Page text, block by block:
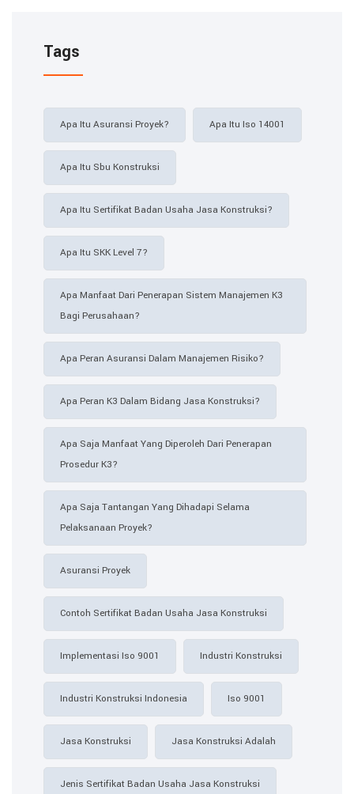
Tags
Apa Itu Asuransi Proyek? Apa Itu Iso 14001
Apa Itu Sbu Konstruksi
Apa Itu Sertifikat Badan Usaha Jasa Konstruksi?
Apa Itu SKK Level 7?
Apa Manfaat Dari Penerapan Sistem Manajemen K3
Bagi Perusahaan?
Apa Peran Asuransi Dalam Manajemen Risiko?
Apa Peran K3 Dalam Bidang Jasa Konstruksi?
Apa Saja Manfaat Yang Diperoleh Dari Penerapan
Prosedur K3?
Apa Saja Tantangan Yang Dihadapi Selama
Pelaksanaan Proyek?
Asuransi Proyek
Contoh Sertifikat Badan Usaha Jasa Konstruksi​
Implementasi Iso 9001 Industri Konstruksi
Industri Konstruksi Indonesia Iso 9001
Jasa Konstruksi Jasa Konstruksi Adalah
Jenis Sertifikat Badan Usaha Jasa Konstruksi